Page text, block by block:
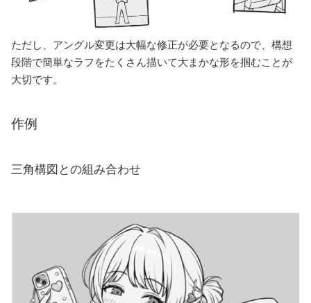
ただし、アングル変更は大幅な修正が必要となるので、構想
段階で簡単なラフをたくさん描いて大まかな形を掴むことが
大切です。
作例
三角構図との組み合わせ